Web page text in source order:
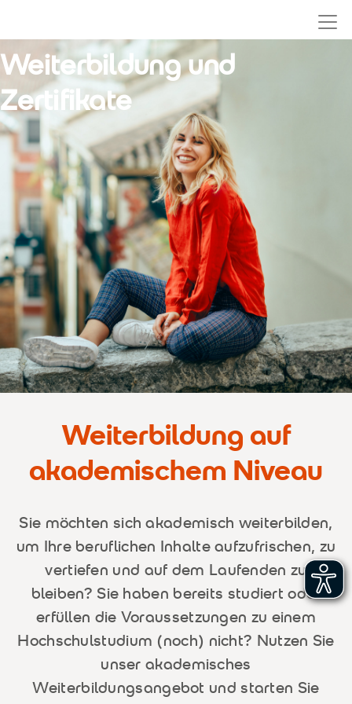
Weiterbildung und
Zertifikate
Weiterbildung auf
akademischem Niveau
Sie möchten sich akademisch weiterbilden,
um Ihre beruflichen Inhalte aufzufrischen, zu
vertiefen und auf dem Laufenden zu
bleiben? Sie haben bereits studiert oder
erfüllen die Voraussetzungen zu einem
Hochschulstudium (noch) nicht? Nutzen Sie
unser akademisches
Weiterbildungsangebot und starten Sie